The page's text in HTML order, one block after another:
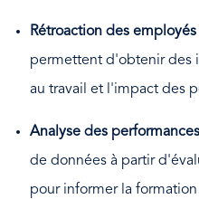
Rétroaction des employés
permettent d'obtenir des
au travail et l'impact des
Analyse des
de données à partir
pour informer la